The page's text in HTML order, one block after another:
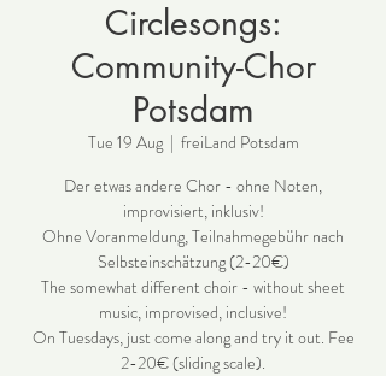
Circlesongs:
Community-Chor
Potsdam
Tue 19 Aug
  |
freiLand Potsdam
Der etwas andere Chor - ohne Noten,
improvisiert, inklusiv!
Ohne Voranmeldung, Teilnahmegebühr nach
Selbsteinschätzung (2-20€)
The somewhat different choir - without sheet
music, improvised, inclusive!
On Tuesdays, just come along and try it out. Fee
2-20€ (sliding scale).